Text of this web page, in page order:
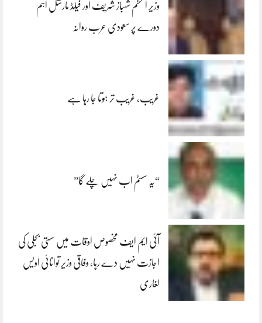
وزیر اعظم شہباز شریف اور فیلڈ مارشل اہم
دورے پر سعودی عرب روانہ
غریب، غریب تر ہوتا جا رہا ہے
“یہ سسٹم اب نہیں چلے گا”
آئی ایم ایف مخصوص اوقات میں سستی بجلی کی
اجازت نہیں دے رہا، وفاقی وزیر توانائی اویس
لغاری